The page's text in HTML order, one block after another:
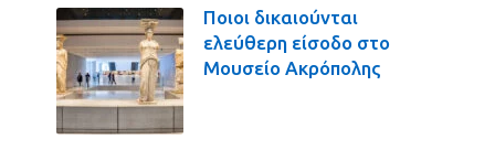
Ποιοι δικαιούνται
ελεύθερη είσοδο στο
Μουσείο Ακρόπολης